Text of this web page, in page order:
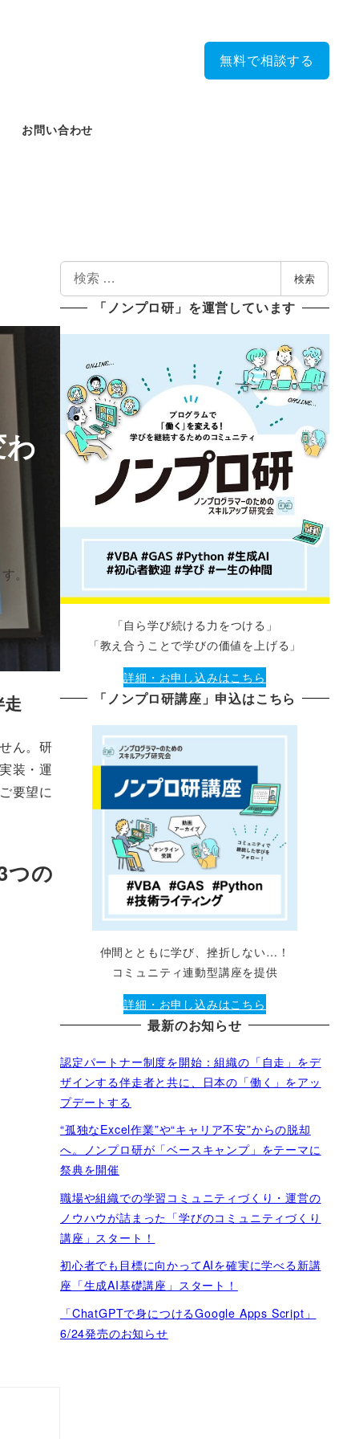
無料で相談する
お問い合わせ
。
ん。研
装・運
要望に
つの
索
検索
「ノンプロ研」を運営しています
「自ら学び続ける力をつける」
「教え合うことで学びの価値を上げる」
詳細・お申し込みはこちら
「ノンプロ研講座」申込はこちら
仲間とともに学び、挫折しない…！
コミュニティ連動型講座を提供
詳細・お申し込みはこちら
最新のお知らせ
認定パートナー制度を開始：組織の「自走」をデ
ザインする伴走者と共に、日本の「働く」をアッ
プデートする
“孤独なExcel作業”や“キャリア不安”からの脱却
へ。ノンプロ研が「ベースキャンプ」をテーマに
祭典を開催
職場や組織での学習コミュニティづくり・運営の
ノウハウが詰まった「学びのコミュニティづくり
講座」スタート！
初心者でも目標に向かってAIを確実に学べる新講
座「生成AI基礎講座」スタート！
「ChatGPTで身につけるGoogle Apps Script」
6/24発売のお知らせ